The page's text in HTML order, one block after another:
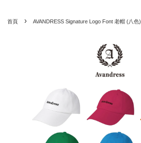
首頁 › AVANDRESS Signature Logo Font 老帽 (八色)